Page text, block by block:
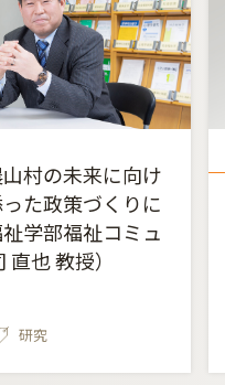
村の未来に向け
た政策づくりに
学部福祉コミュ
也 教授）
研究